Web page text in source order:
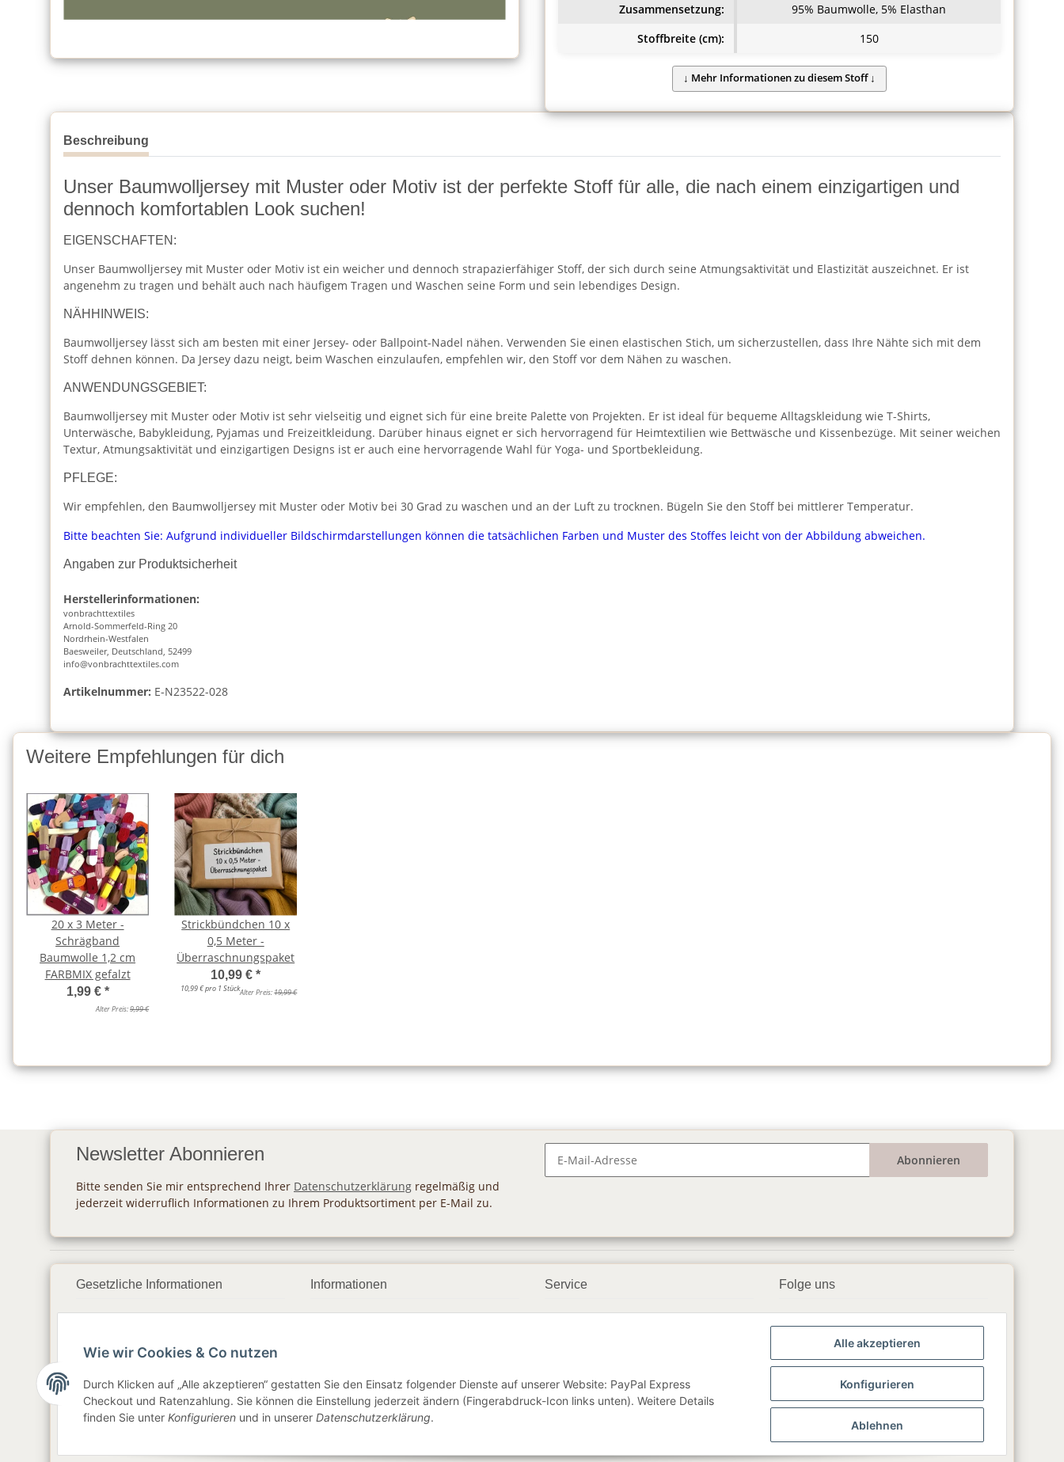
Zusammensetzung:
95% Baumwolle, 5% Elasthan
Stoffbreite (cm):
150
Beschreibung
Unser Baumwolljersey mit Muster oder Motiv ist der perfekte Stoff für alle, die nach einem einzigartigen und
dennoch komfortablen Look suchen!
EIGENSCHAFTEN:
Unser Baumwolljersey mit Muster oder Motiv ist ein weicher und dennoch strapazierfähiger Stoff, der sich durch seine Atmungsaktivität und Elastizität auszeichnet. Er ist
angenehm zu tragen und behält auch nach häufigem Tragen und Waschen seine Form und sein lebendiges Design.
NÄHHINWEIS:
Baumwolljersey lässt sich am besten mit einer Jersey- oder Ballpoint-Nadel nähen. Verwenden Sie einen elastischen Stich, um sicherzustellen, dass Ihre Nähte sich mit dem
Stoff dehnen können. Da Jersey dazu neigt, beim Waschen einzulaufen, empfehlen wir, den Stoff vor dem Nähen zu waschen.
ANWENDUNGSGEBIET:
Baumwolljersey mit Muster oder Motiv ist sehr vielseitig und eignet sich für eine breite Palette von Projekten. Er ist ideal für bequeme Alltagskleidung wie T-Shirts,
Unterwäsche, Babykleidung, Pyjamas und Freizeitkleidung. Darüber hinaus eignet er sich hervorragend für Heimtextilien wie Bettwäsche und Kissenbezüge. Mit seiner weichen
Textur, Atmungsaktivität und einzigartigen Designs ist er auch eine hervorragende Wahl für Yoga- und Sportbekleidung.
PFLEGE:
Wir empfehlen, den Baumwolljersey mit Muster oder Motiv bei 30 Grad zu waschen und an der Luft zu trocknen. Bügeln Sie den Stoff bei mittlerer Temperatur.
Bitte beachten Sie: Aufgrund individueller Bildschirmdarstellungen können die tatsächlichen Farben und Muster des Stoffes leicht von der Abbildung abweichen.
Angaben zur Produktsicherheit
Herstellerinformationen:
vonbrachttextiles
Arnold-Sommerfeld-Ring 20
Nordrhein-Westfalen
Baesweiler, Deutschland, 52499
info@vonbrachttextiles.com
Artikelnummer: E-N23522-028
Weitere Empfehlungen für dich
20 x 3 Meter -
Schrägband
Baumwolle 1,2 cm
FARBMIX gefalzt
1,99 € *
Alter Preis:9,99 €
Strickbündchen 10 x
0,5 Meter -
Überraschnungspaket
10,99 €*
10,99 € pro 1 StückAlter Preis:19,99 €
Newsletter Abonnieren
Bitte senden Sie mir entsprechend Ihrer Datenschutzerklärung regelmäßig und
jederzeit widerruflich Informationen zu Ihrem Produktsortiment per E-Mail zu.
Abonnieren
Gesetzliche Informationen
AGB
Sitemap
Impressum
Informationen
Newsletter
Service Folge uns
▶️ YouTube
📸 Instagram
💬 WhatsApp
Wie wir Cookies & Co nutzen
Durch Klicken auf „Alle akzeptieren“ gestatten Sie den Einsatz folgender Dienste auf unserer Website: PayPal Express
Checkout und Ratenzahlung. Sie können die Einstellung jederzeit ändern (Fingerabdruck-Icon links unten). Weitere Details
finden Sie unter Konfigurieren und in unserer Datenschutzerklärung.
Alle akzeptieren
Konfigurieren
Ablehnen